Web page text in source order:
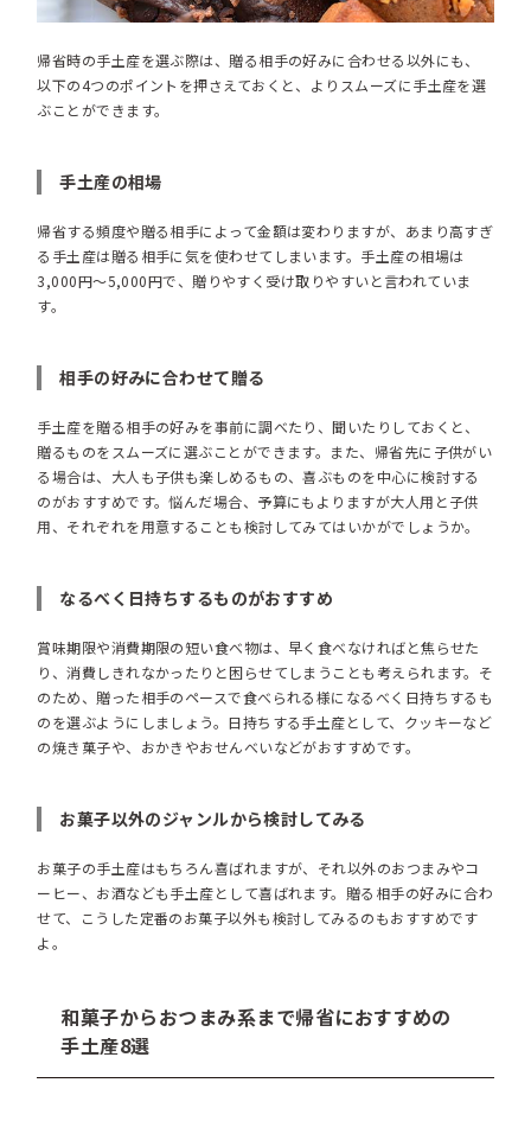
帰省時の手土産を選ぶ際は、贈る相手の好みに合わせる以外にも、
以下の4つのポイントを押さえておくと、よりスムーズに手土産を選
ぶことができます。
手土産の相場
帰省する頻度や贈る相手によって金額は変わりますが、あまり高すぎ
る手土産は贈る相手に気を使わせてしまいます。手土産の相場は
3,000円〜5,000円で、贈りやすく受け取りやすいと言われていま
す。
相手の好みに合わせて贈る
手土産を贈る相手の好みを事前に調べたり、聞いたりしておくと、
贈るものをスムーズに選ぶことができます。また、帰省先に子供がい
る場合は、大人も子供も楽しめるもの、喜ぶものを中心に検討する
のがおすすめです。悩んだ場合、予算にもよりますが大人用と子供
用、それぞれを用意することも検討してみてはいかがでしょうか。
なるべく日持ちするものがおすすめ
賞味期限や消費期限の短い食べ物は、早く食べなければと焦らせた
り、消費しきれなかったりと困らせてしまうことも考えられます。そ
のため、贈った相手のペースで食べられる様になるべく日持ちするも
のを選ぶようにしましょう。日持ちする手土産として、クッキーなど
の焼き菓子や、おかきやおせんべいなどがおすすめです。
お菓子以外のジャンルから検討してみる
お菓子の手土産はもちろん喜ばれますが、それ以外のおつまみやコ
ーヒー、お酒なども手土産として喜ばれます。贈る相手の好みに合わ
せて、こうした定番のお菓子以外も検討してみるのもおすすめです
よ。
和菓子からおつまみ系まで帰省におすすめの
手土産8選